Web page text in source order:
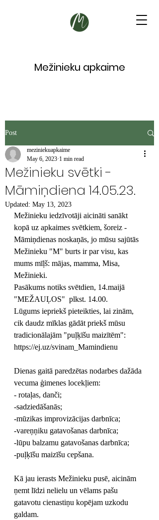
Mežinieku apkaime
Post
Mežinieku svētki -
Māmiņdiena 14.05.23.
meziniekuapkaime
May 6, 2023 1 min read
Updated: May 13, 2023
Mežinieku iedzīvotāji aicināti sanākt
kopā uz apkaimes svētkiem, šoreiz -
Māmiņdienas noskaņās, jo mūsu sajūtās
Mežinieku "M" burts ir par visu, kas
mums mīļš: mājas, mamma, Misa,
Mežinieki.
Pasākums notiks svētdien, 14.maijā
"MEŽAUĻOS"  plkst. 14.00.
Lūgums iepriekš pieteikties, lai zinām,
cik daudz mīklas gādāt priekš mūsu
tradicionālajām "puļķīšu maizītēm":
https://ej.uz/svinam_Mamindienu
Dienas gaitā paredzētas nodarbes dažāda
vecuma ģimenes locekļiem:
- rotaļas, danči;
-sadziedāšanās;
-mūzikas improvizācijas darbnīca;
-vareņņiku gatavošanas darbnīca;
-lūpu balzamu gatavošanas darbnīca;
-puļķīšu maizīšu cepšana.
Kā jau ierasts Mežinieku pusē, aicinām
ņemt līdzi nelielu un vēlams pašu
gatavotu cienastiņu kopējam uzkodu
galdam.